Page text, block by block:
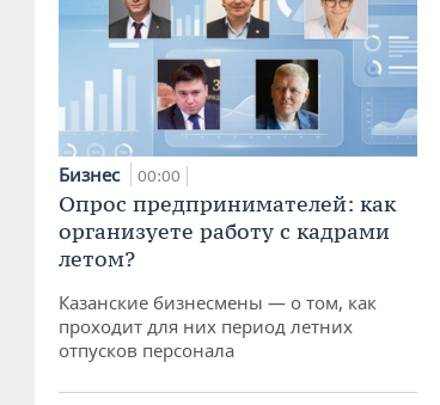
Бизнес 00:00
Опрос предпринимателей: как
организуете работу с кадрами
летом?
Казанские бизнесмены — о том, как
проходит для них период летних
отпусков персонала